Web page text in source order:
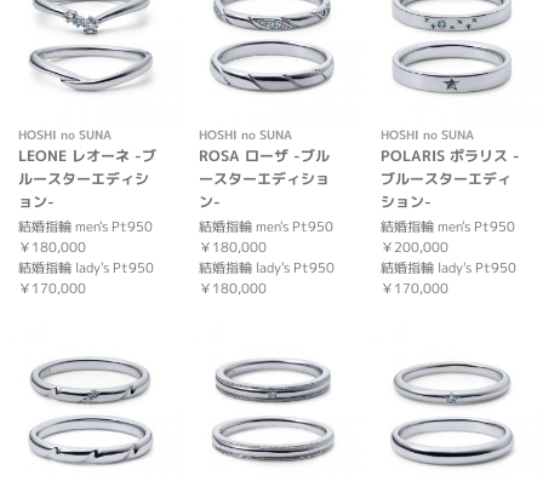
HOSHI no SUNA
LEONE レオーネ -ブ
ルースターエディシ
ョン-
結婚指輪 men's Pt950
￥180,000
結婚指輪 lady's Pt950
￥170,000
HOSHI no SUNA
ROSA ローザ -ブル
ースターエディショ
ン-
結婚指輪 men's Pt950
￥180,000
結婚指輪 lady's Pt950
￥180,000
HOSHI no SUNA
POLARIS ポラリス -
ブルースターエディ
ション-
結婚指輪 men's Pt950
￥200,000
結婚指輪 lady's Pt950
￥170,000